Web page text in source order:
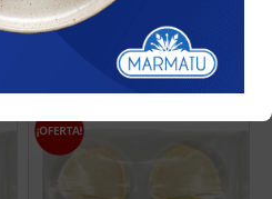
Recomendados